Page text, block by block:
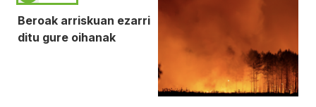
Beroak arriskuan ezarri
ditu gure oihanak